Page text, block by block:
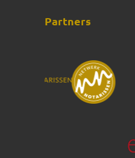
Partners